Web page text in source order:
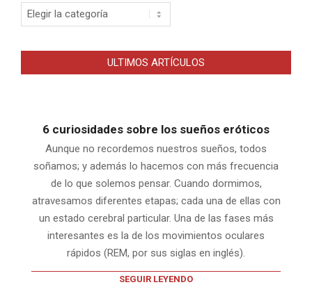
Categorias
ULTIMOS ARTÍCULOS
6 curiosidades sobre los sueños eróticos
Aunque no recordemos nuestros sueños, todos
soñamos; y además lo hacemos con más frecuencia
de lo que solemos pensar. Cuando dormimos,
atravesamos diferentes etapas; cada una de ellas con
un estado cerebral particular. Una de las fases más
interesantes es la de los movimientos oculares
rápidos (REM, por sus siglas en inglés).
SEGUIR LEYENDO